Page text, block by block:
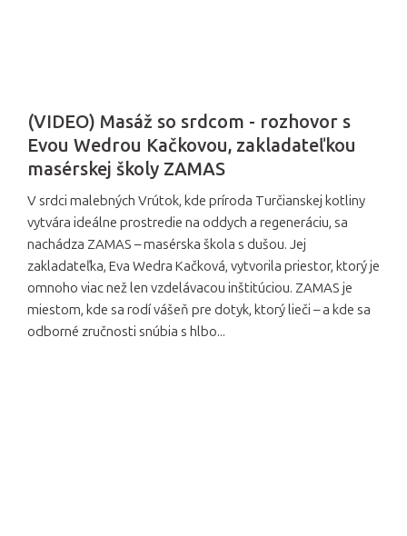
(VIDEO) Masáž so srdcom - rozhovor s
Evou Wedrou Kačkovou, zakladateľkou
masérskej školy ZAMAS
V srdci malebných Vrútok, kde príroda Turčianskej kotliny
vytvára ideálne prostredie na oddych a regeneráciu, sa
nachádza ZAMAS – masérska škola s dušou. Jej
zakladateľka, Eva Wedra Kačková, vytvorila priestor, ktorý je
omnoho viac než len vzdelávacou inštitúciou. ZAMAS je
miestom, kde sa rodí vášeň pre dotyk, ktorý lieči – a kde sa
odborné zručnosti snúbia s hlbo...